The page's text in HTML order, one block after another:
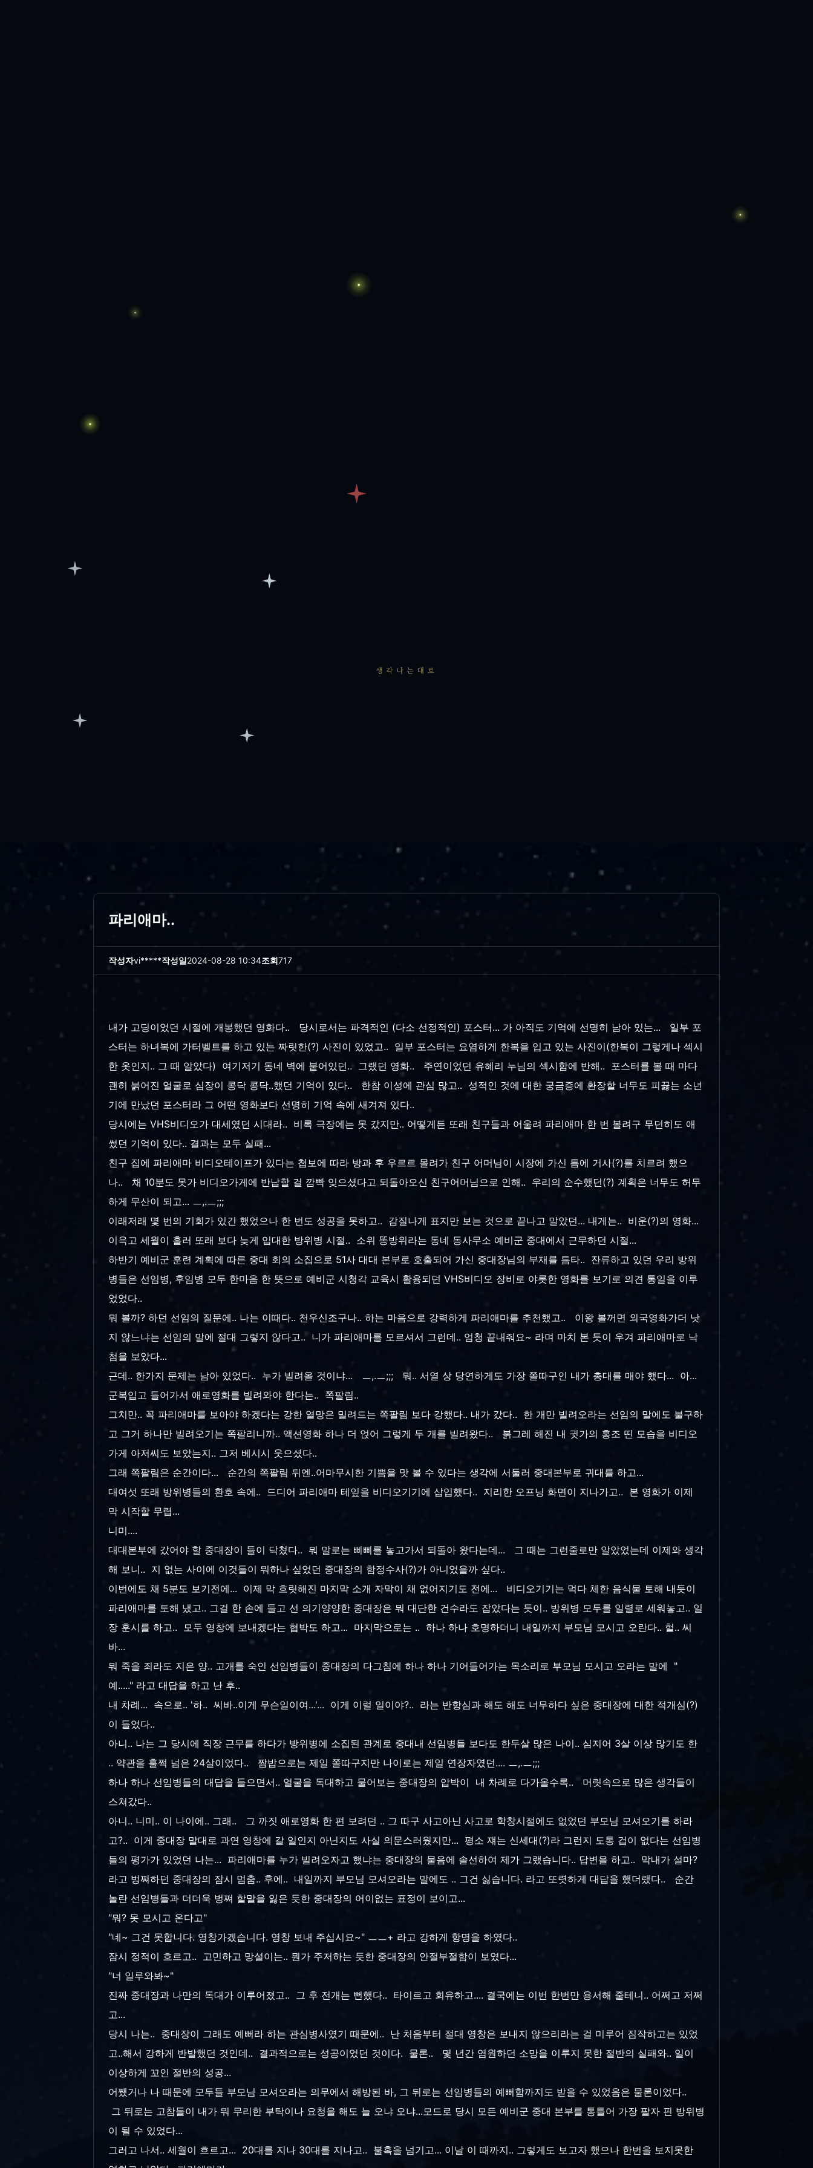
생각나는대로
파리애마..
작성자vi*****작성일2024-08-28 10:34조회717
내가 고딩이었던 시절에 개봉했던 영화다.. 당시로서는 파격적인 (다소 선정적인) 포스터... 가 아직도 기억에 선명히 남아 있는... 일부 포
스터는 하녀복에 가터벨트를 하고 있는 짜릿한(?) 사진이 있었고.. 일부 포스터는 요염하게 한복을 입고 있는 사진이(한복이 그렇게나 섹시
한 옷인지.. 그 때 알았다) 여기저기 동네 벽에 붙어있던.. 그랬던 영화.. 주연이었던 유혜리 누님의 섹시함에 반해.. 포스터를 볼 때 마다
괜히 붉어진 얼굴로 심장이 콩닥 콩닥..했던 기억이 있다.. 한참 이성에 관심 많고.. 성적인 것에 대한 궁금증에 환장할 너무도 피끓는 소년
기에 만났던 포스터라 그 어떤 영화보다 선명히 기억 속에 새겨져 있다..
당시에는 VHS비디오가 대세였던 시대라.. 비록 극장에는 못 갔지만.. 어떻게든 또래 친구들과 어울려 파리애마 한 번 볼려구 무던히도 애
썼던 기억이 있다.. 결과는 모두 실패...
친구 집에 파리애마 비디오테이프가 있다는 첩보에 따라 방과 후 우르르 몰려가 친구 어머님이 시장에 가신 틈에 거사(?)를 치르려 했으
나.. 채 10분도 못가 비디오가게에 반납할 걸 깜빡 잊으셨다고 되돌아오신 친구어머님으로 인해.. 우리의 순수했던(?) 계획은 너무도 허무
하게 무산이 되고... ㅡ,.ㅡ;;;
이래저래 몇 번의 기회가 있긴 했었으나 한 번도 성공을 못하고.. 감질나게 표지만 보는 것으로 끝나고 말았던... 내게는.. 비운(?)의 영화...
이윽고 세월이 흘러 또래 보다 늦게 입대한 방위병 시절.. 소위 똥방위라는 동네 동사무소 예비군 중대에서 근무하던 시절...
하반기 예비군 훈련 계획에 따른 중대 회의 소집으로 51사 대대 본부로 호출되어 가신 중대장님의 부재를 틈타.. 잔류하고 있던 우리 방위
병들은 선임병, 후임병 모두 한마음 한 뜻으로 예비군 시청각 교육시 활용되던 VHS비디오 장비로 야릇한 영화를 보기로 의견 통일을 이루
었었다..
뭐 볼까? 하던 선임의 질문에.. 나는 이때다.. 천우신조구나.. 하는 마음으로 강력하게 파리애마를 추천했고.. 이왕 볼꺼면 외국영화가더 낫
지 않느냐는 선임의 말에 절대 그렇지 않다고.. 니가 파리애마를 모르셔서 그런데.. 엄청 끝내줘요~ 라며 마치 본 듯이 우겨 파리애마로 낙
첨을 보았다...
근데.. 한가지 문제는 남아 있었다.. 누가 빌려올 것이냐... ㅡ,.ㅡ;;; 뭐.. 서열 상 당연하게도 가장 쫄따구인 내가 총대를 매야 했다... 아...
군복입고 들어가서 애로영화를 빌려와야 한다는.. 쪽팔림..
그치만.. 꼭 파리애마를 보아야 하겠다는 강한 열망은 밀려드는 쪽팔림 보다 강했다.. 내가 갔다.. 한 개만 빌려오라는 선임의 말에도 불구하
고 그거 하나만 빌려오기는 쪽팔리니까.. 액션영화 하나 더 얹어 그렇게 두 개를 빌려왔다.. 붉그레 해진 내 귓가의 홍조 띤 모습을 비디오
가게 아저씨도 보았는지.. 그저 베시시 웃으셨다..
그래 쪽팔림은 순간이다... 순간의 쪽팔림 뒤엔..어마무시한 기쁨을 맛 볼 수 있다는 생각에 서둘러 중대본부로 귀대를 하고...
대여섯 또래 방위병들의 환호 속에.. 드디어 파리애마 테잎을 비디오기기에 삽입했다.. 지리한 오프닝 화면이 지나가고.. 본 영화가 이제
막 시작할 무렵...
니미....
대대본부에 갔어야 할 중대장이 들이 닥쳤다.. 뭐 말로는 삐삐를 놓고가서 되돌아 왔다는데... 그 때는 그런줄로만 알았었는데 이제와 생각
해 보니.. 지 없는 사이에 이것들이 뭐하나 싶었던 중대장의 함정수사(?)가 아니었을까 싶다..
이번에도 채 5분도 보기전에... 이제 막 흐릿해진 마지막 소개 자막이 채 없어지기도 전에... 비디오기기는 먹다 체한 음식물 토해 내듯이
파리애마를 토해 냈고.. 그걸 한 손에 들고 선 의기양양한 중대장은 뭐 대단한 건수라도 잡았다는 듯이.. 방위병 모두를 일렬로 세워놓고.. 일
장 훈시를 하고.. 모두 영창에 보내겠다는 협박도 하고... 마지막으로는 .. 하나 하나 호명하더니 내일까지 부모님 모시고 오란다.. 헐.. 씨
바...
뭐 죽을 죄라도 지은 양.. 고개를 숙인 선임병들이 중대장의 다그침에 하나 하나 기어들어가는 목소리로 부모님 모시고 오라는 말에 "
예....." 라고 대답을 하고 난 후..
내 차례... 속으로.. '하.. 씨바..이게 무슨일이여...'... 이게 이럴 일이야?.. 라는 반항심과 해도 해도 너무하다 싶은 중대장에 대한 적개심(?)
이 들었다..
아니.. 나는 그 당시에 직장 근무를 하다가 방위병에 소집된 관계로 중대내 선임병들 보다도 한두살 많은 나이.. 심지어 3살 이상 많기도 한
.. 약관을 훌쩍 넘은 24살이었다.. 짬밥으로는 제일 쫄따구지만 나이로는 제일 연장자였던.... ㅡ,.ㅡ;;;
하나 하나 선임병들의 대답을 들으면서.. 얼굴을 독대하고 물어보는 중대장의 압박이 내 차례로 다가올수록.. 머릿속으로 많은 생각들이
스쳐갔다..
아니.. 니미.. 이 나이에.. 그래.. 그 까짓 애로영화 한 편 보려던 .. 그 따구 사고아닌 사고로 학창시절에도 없었던 부모님 모셔오기를 하라
고?.. 이게 중대장 말대로 과연 영창에 갈 일인지 아닌지도 사실 의문스러웠지만... 평소 쟤는 신세대(?)라 그런지 도통 겁이 없다는 선임병
들의 평가가 있었던 나는... 파리애마를 누가 빌려오자고 했냐는 중대장의 물음에 솔선하여 제가 그랬습니다.. 답변을 하고.. 막내가 설마?
라고 벙쪄하던 중대장의 잠시 멈춤.. 후에.. 내일까지 부모님 모셔오라는 말에도 .. 그건 싫습니다. 라고 또렷하게 대답을 했더랬다.. 순간
놀란 선임병들과 더더욱 벙쪄 할말을 잃은 듯한 중대장의 어이없는 표정이 보이고...
"뭐? 못 모시고 온다고"
"네~ 그건 못합니다. 영창가겠습니다. 영창 보내 주십시요~" ㅡㅡ+ 라고 강하게 항명을 하였다..
잠시 정적이 흐르고.. 고민하고 망설이는.. 뭔가 주저하는 듯한 중대장의 안절부절함이 보였다...
"너 일루와봐~"
진짜 중대장과 나만의 독대가 이루어졌고.. 그 후 전개는 뻔했다.. 타이르고 회유하고.... 결국에는 이번 한번만 용서해 줄테니.. 어쩌고 저쩌
고...
당시 나는.. 중대장이 그래도 예뻐라 하는 관심병사였기 때문에.. 난 처음부터 절대 영창은 보내지 않으리라는 걸 미루어 짐작하고는 있었
고..해서 강하게 반발했던 것인데.. 결과적으로는 성공이었던 것이다. 물론.. 몇 년간 염원하던 소망을 이루지 못한 절반의 실패와.. 일이
이상하게 꼬인 절반의 성공...
어쨌거나 나 때문에 모두들 부모님 모셔오라는 의무에서 해방된 바, 그 뒤로는 선임병들의 예뻐함까지도 받을 수 있었음은 물론이었다..
그 뒤로는 고참들이 내가 뭐 무리한 부탁이나 요청을 해도 늘 오냐 오냐...모드로 당시 모든 예비군 중대 본부를 통틀어 가장 팔자 핀 방위병
이 될 수 있었다...
그러고 나서.. 세월이 흐르고... 20대를 지나 30대를 지나고.. 불혹을 넘기고... 이날 이 때까지.. 그렇게도 보고자 했으나 한번을 보지못한